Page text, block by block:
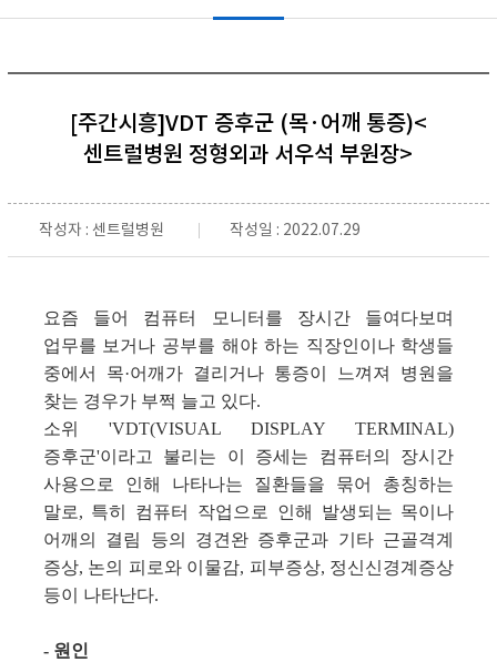
[주간시흥]VDT 증후군 (목·어깨 통증)<
센트럴병원 정형외과 서우석 부원장>
작성자 : 센트럴병원 작성일 : 2022.07.29
요즘 들어 컴퓨터 모니터를 장시간 들여다보며
업무를 보거나 공부를 해야 하는 직장인이나 학생들
중에서 목·어깨가 결리거나 통증이 느껴져 병원을
찾는 경우가 부쩍 늘고 있다.
소위 'VDT(VISUAL DISPLAY TERMINAL)
증후군'이라고 불리는 이 증세는 컴퓨터의 장시간
사용으로 인해 나타나는 질환들을 묶어 총칭하는
말로, 특히 컴퓨터 작업으로 인해 발생되는 목이나
어깨의 결림 등의 경견완 증후군과 기타 근골격계
증상, 논의 피로와 이물감, 피부증상, 정신신경계증상
등이 나타난다.
- 원인